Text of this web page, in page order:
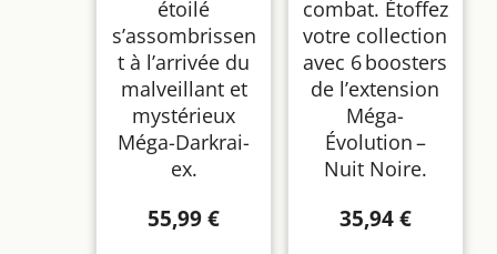
étoilé
s’assombrissen
t à l’arrivée du
malveillant et
mystérieux
Méga-Darkrai-
ex.
55,99 €
combat. Étoffez
votre collection
avec 6 boosters
de l’extension
Méga-
Évolution –
Nuit Noire.
35,94 €